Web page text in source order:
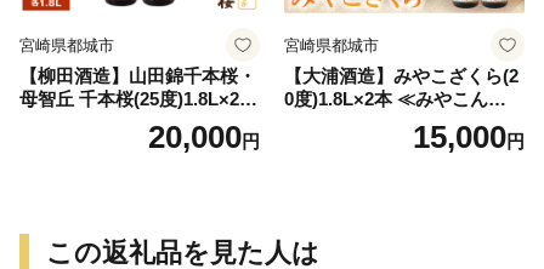
宮崎県都城市
【柳田酒造】山田錦千本桜・
母智丘 千本桜(25度)1.8L×2本
≪みやこんじょ特急便≫_AC
20,000円
宮崎県都城市
【大浦酒造】みやこざくら(2
0度)1.8L×2本 ≪みやこんじょ
特急便≫_MJ-077115,000円
この返礼品を見た人は